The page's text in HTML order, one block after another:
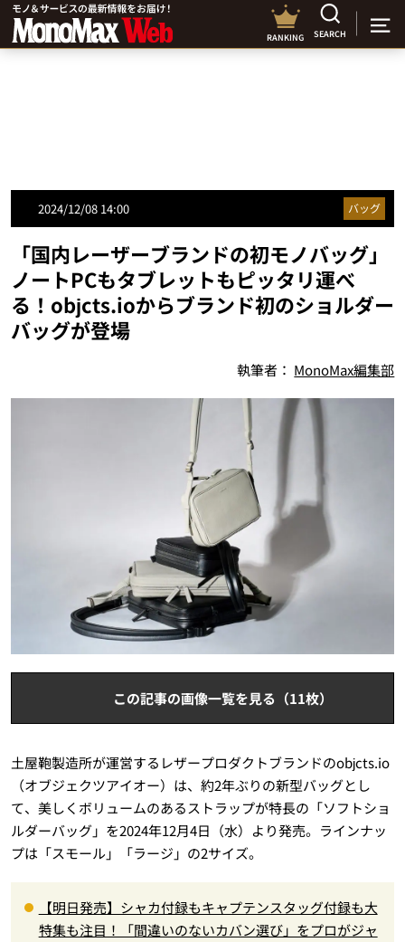
RANKING SEARCH
2024/12/08 14:00 バッグ
「国内レーザーブランドの初モノバッグ」
ノートPCもタブレットもピッタリ運べ
る！objcts.ioからブランド初のショルダー
バッグが登場
執筆者： MonoMax編集部
この記事の画像一覧を見る（11枚）
土屋鞄製造所が運営するレザープロダクトブランドのobjcts.io
（オブジェクツアイオー）は、約2年ぶりの新型バッグとし
て、美しくボリュームのあるストラップが特長の「ソフトショ
ルダーバッグ」を2024年12月4日（水）より発売。ラインナッ
プは「スモール」「ラージ」の2サイズ。
【明日発売】シャカ付録もキャプテンスタッグ付録も大
特集も注目！「間違いのないカバン選び」をプロがジャ